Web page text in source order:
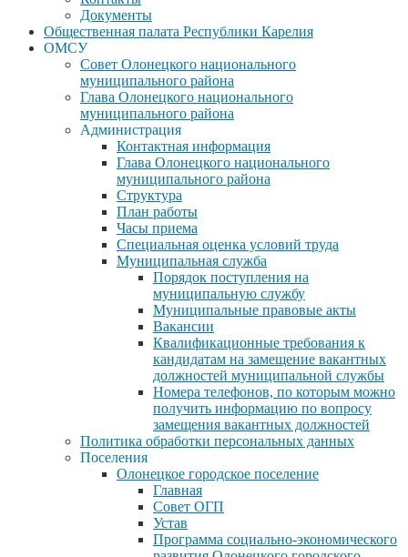
Документы
Общественная палата Республики Карелия
ОМСУ
Совет Олонецкого национального
муниципального района
Глава Олонецкого национального
муниципального района
Администрация
Контактная информация
Глава Олонецкого национального
муниципального района
Структура
План работы
Часы приема
Специальная оценка условий труда
Муниципальная служба
Порядок поступления на
муниципальную службу
Муниципальные правовые акты
Вакансии
Квалификационные требования к
кандидатам на замещение вакантных
должностей муниципальной службы
Номера телефонов, по которым можно
получить информацию по вопросу
замещения вакантных должностей
Политика обработки персональных данных
Поселения
Олонецкое городское поселение
Главная
Совет ОГП
Устав
Программа социально-экономического